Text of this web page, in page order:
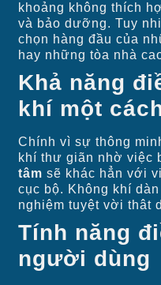
khoảng không thích
và bảo dưỡng. Tuy
chọn hàng đầu của
hay những tòa nhà
Khả năng
khí một
Chính vì sự thông
khí thư giãn nhờ việc
tâm sẽ khác hẳn với
cục bộ. Không khí
nghiệm tuyệt vời thât
Tính năng
người dùng